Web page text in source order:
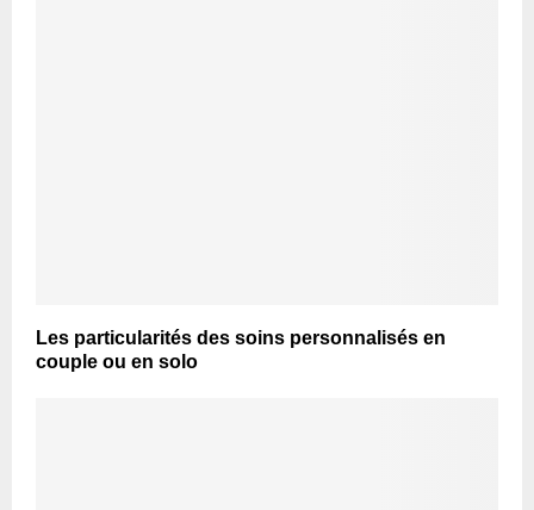
Les particularités des soins personnalisés en
couple ou en solo